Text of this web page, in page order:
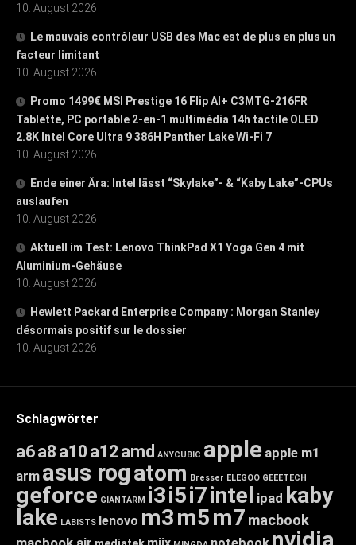
10. August 2026
Le mauvais contrôleur USB des Mac est de plus en plus un
facteur limitant
10. August 2026
Promo 1499€ MSI Prestige 16 Flip AI+ C3MTG-216FR
Tablette, PC portable 2-en-1 multimédia 14h tactile OLED
2.8K Intel Core Ultra 9 386H Panther Lake Wi-Fi 7
10. August 2026
Ende einer Ära: Intel lässt “Skylake”- & “Kaby Lake”-CPUs
auslaufen
10. August 2026
Aktuell im Test: Lenovo ThinkPad X1 Yoga Gen 4 mit
Aluminium-Gehäuse
10. August 2026
Hewlett Packard Enterprise Company : Morgan Stanley
désormais positif sur le dossier
10. August 2026
Schlagwörter
a6a8 a10 a12amd ANYCUBIC apple apple m1
arm asus rogatom Bresser ELEGOO GEEETECH
geforce GIANTARM i3i5i7intel ipad kaby
lake LABISTS lenovo m3m5m7 macbook
nvidia